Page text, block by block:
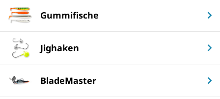
Gummifische
Jighaken
BladeMaster